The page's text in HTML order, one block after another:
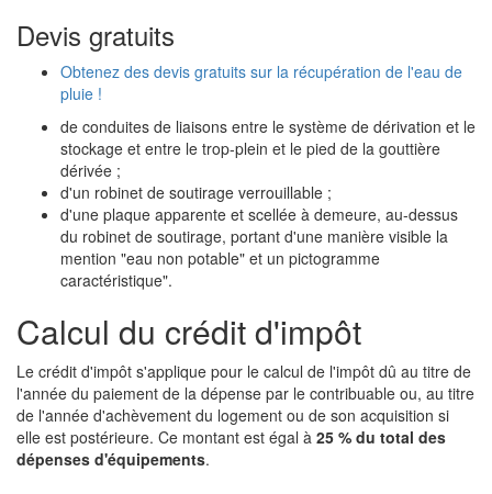
Devis gratuits
Obtenez des devis gratuits sur la récupération de l'eau de
pluie !
de conduites de liaisons entre le système de dérivation et le
stockage et entre le trop-plein et le pied de la gouttière
dérivée ;
d'un robinet de soutirage verrouillable ;
d'une plaque apparente et scellée à demeure, au-dessus
du robinet de soutirage, portant d'une manière visible la
mention "eau non potable" et un pictogramme
caractéristique".
Calcul du crédit d'impôt
Le crédit d'impôt s'applique pour le calcul de l'impôt dû au titre de
l'année du paiement de la dépense par le contribuable ou, au titre
de l'année d'achèvement du logement ou de son acquisition si
elle est postérieure. Ce montant est égal à 25 % du total des
dépenses d'équipements.